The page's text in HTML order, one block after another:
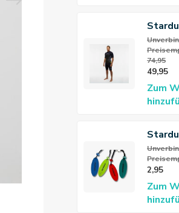
Flex
3/2mm
74,95
49,95
Zum
2,95
Zum